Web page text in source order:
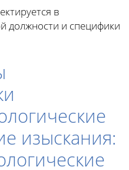
в
должности и специфики
изыскания: